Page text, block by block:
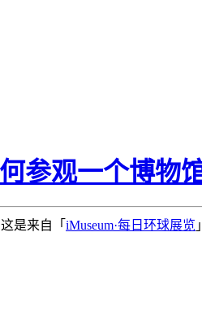
参观一个博物
是来自「 iMuseum·每日环球展览